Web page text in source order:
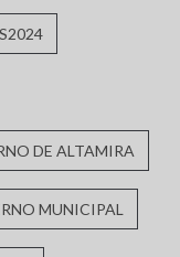
DE ALTAMIRA
MUNICIPAL